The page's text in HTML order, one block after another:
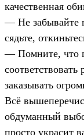
качественная
— Не забывайте
сядьте,
— Помните, что
заказывать
Всё
обдуманный
просто украсит